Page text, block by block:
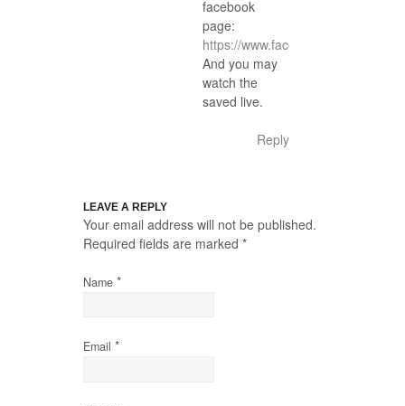
facebook
page:
https://www.facebook.com/
And you may
watch the
saved live.
Reply
LEAVE A REPLY
Your email address will not be published.
Required fields are marked *
Name *
Email *